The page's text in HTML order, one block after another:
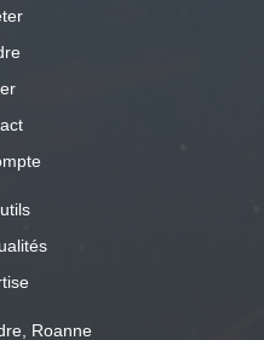
Roanne